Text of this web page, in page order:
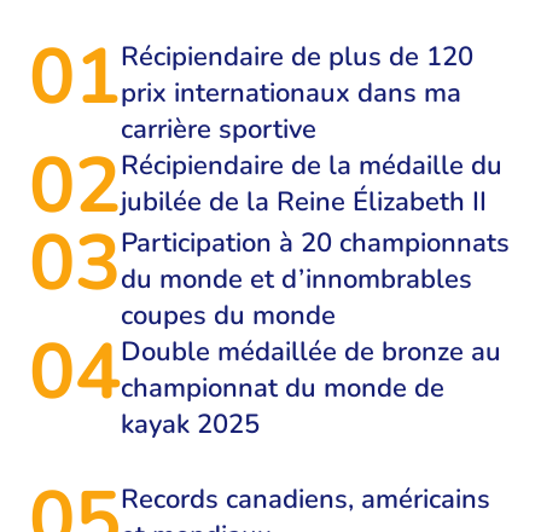
01Récipiendaire de plus de 120
prix internationaux dans ma
carrière sportive
02Récipiendaire de la médaille du
jubilée de la Reine Élizabeth II
03Participation à 20 championnats
du monde et d’innombrables
coupes du monde
04Double médaillée de bronze au
championnat du monde de
kayak 2025
Records canadiens, américains